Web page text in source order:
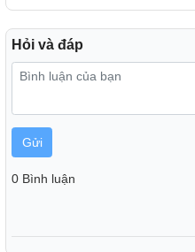
Hỏi và đáp
Gửi
0 Bình luận